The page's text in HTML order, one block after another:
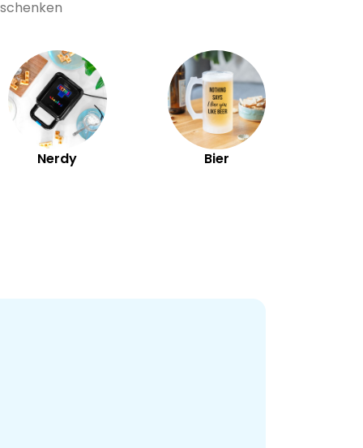
Nerdy Bier